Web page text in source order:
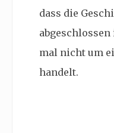
dass die
mal nicht um
handelt.